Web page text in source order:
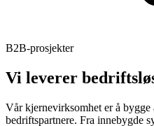
B2B-prosjekter
Vi leverer
Vår kjernevirksomhet er å
bedriftspartnere. Fra innebygde